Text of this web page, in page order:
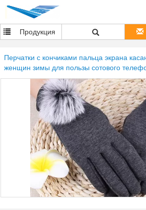
Продукция
Перчатки с кончиками пальца экрана
женщин зимы для пользы сотового